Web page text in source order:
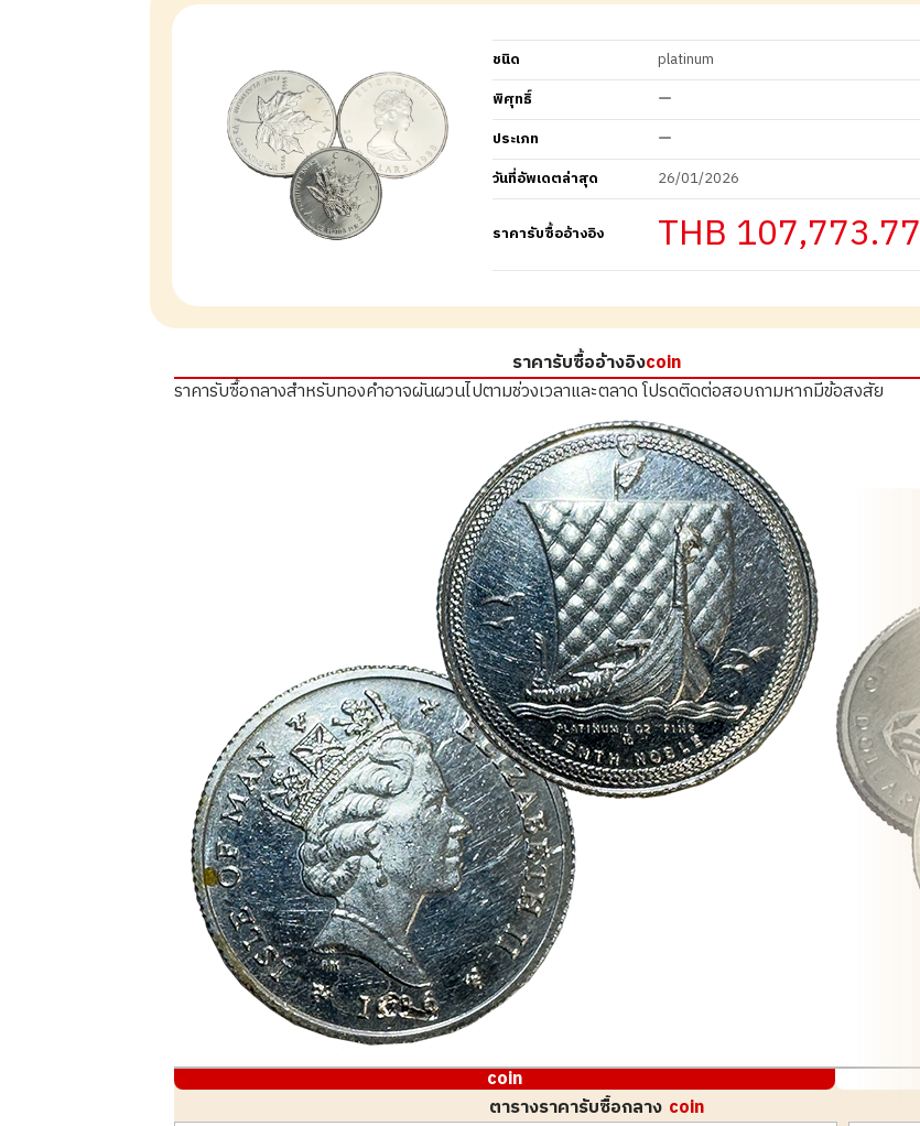
ชนิด
platinum
พิศุทธิ์
ー
ประเภท
ー
วันที่อัพเดตล่าสุด
26/01/2026
ราคารับซื้ออ้างอิง THB 107,773.77
ราคารับซื้ออ้างอิงcoin
ราคารับซื้อกลางสำหรับทองคำอาจผันผวนไปตามช่วงเวลาและตลาดโปรดติดต่อสอบถามหากมีข้อสงสัย
coin
ตารางราคารับซื้อกลาง coin